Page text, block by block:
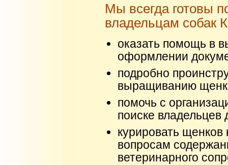
Мы всегда готовы
владельцам собак
оказать помощь в
оформлении
подробно
выращиванию
помочь с
поиске владельцев
курировать
вопросам
ветеринарного